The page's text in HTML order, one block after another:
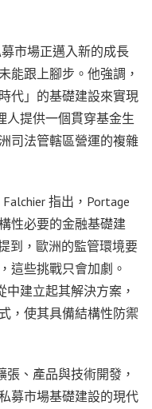
市場正邁入新的成長
能跟上腳步。他強調，
代」的基礎建設來實現
人提供一個貫穿基金生
司法管轄區營運的複雜
指出，Portage
性必要的金融基礎建
到，歐洲的監管環境要
這些挑戰只會加劇。
中建立起其解決方案，
，使其具備結構性防禦
張、產品與技術開發，
募市場基礎建設的現代